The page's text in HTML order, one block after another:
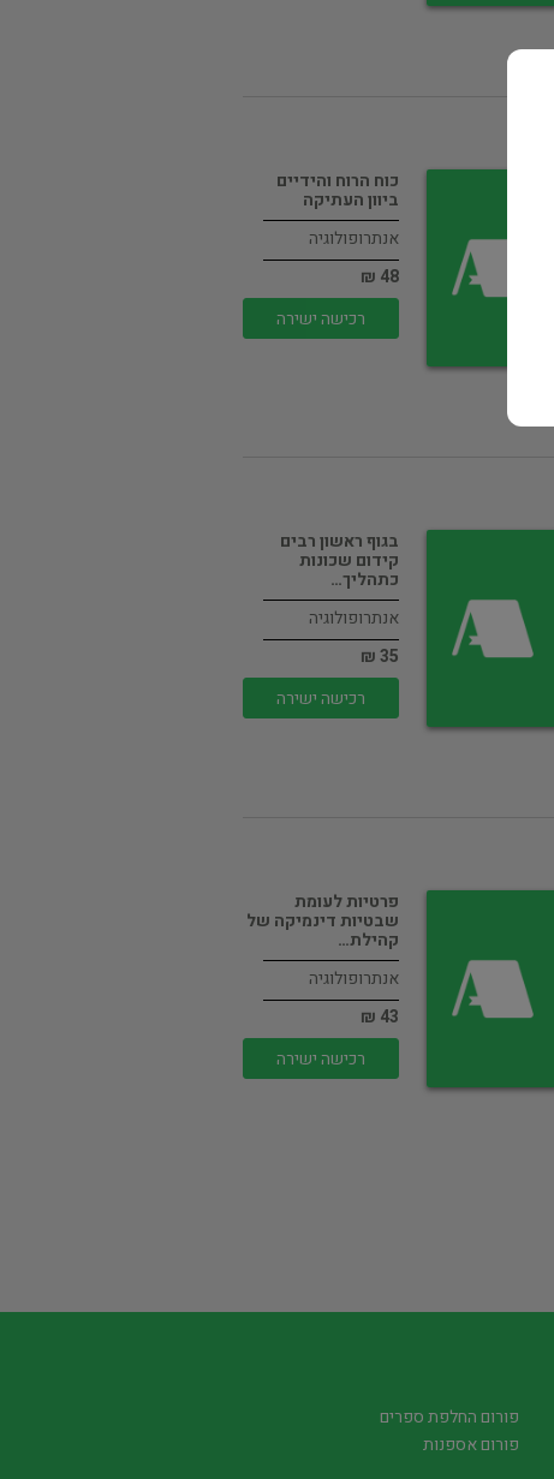
כוח הרוח והידיים
ביוון העתיקה
אנתרופולוגיה
48 ₪
רכישה ישירה
בגוף ראשון רבים
קידום שכונות
כתהליך…
אנתרופולוגיה
35 ₪
רכישה ישירה
פרטיות לעומת
שבטיות דינמיקה של
קהילת…
אנתרופולוגיה
43 ₪
רכישה ישירה
פורום החלפת ספרים
פורום אספנות